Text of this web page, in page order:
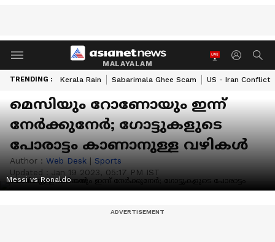
MALAYALAM
TRENDING : Kerala Rain Sabarimala Ghee Scam US - Iran Conflict
മെസിയും റോണോയും ഇന്ന്
നേര്‍ക്കുനേര്‍; ഗോട്ടുകളുടെ
പോരാട്ടം കാണാനുള്ള വഴികള്‍
Author : Web Desk | Sports
Updated : Jan 19 2023, 05:17 PM IST
Messi vs Ronaldo